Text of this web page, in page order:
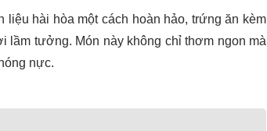
liệu hài hòa một cách hoàn hảo, trứng ăn kèm
tưởng. Món này không chỉ thơm ngon mà
nực.